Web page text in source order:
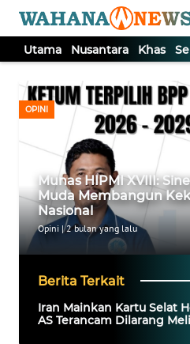
Utama Nusantara Khas
OPINI
Munas HIPMI XVIII:
Muda Membangun
Nasional
Opini |2 bulan yang lalu
Berita Terkait
Iran Mainkan Kartu Selat
AS Terancam Dilarang
TV
Tutup
UTAMA
NUSANTARA
KHAS
SERBA-